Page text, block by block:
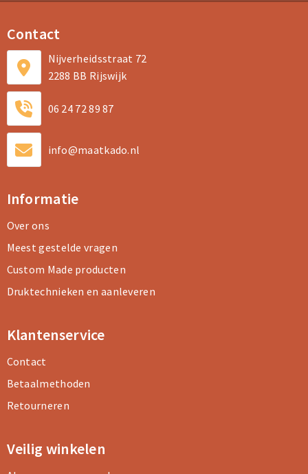
Contact
Nijverheidsstraat 72
2288 BB Rijswijk
06 24 72 89 87
info@maatkado.nl
Informatie
Over ons
Meest gestelde vragen
Custom Made producten
Druktechnieken en aanleveren
Klantenservice
Contact
Betaalmethoden
Retourneren
Veilig winkelen